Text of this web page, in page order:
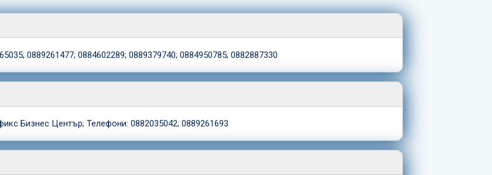
0889261477; 0884602289; 0889379740; 0884950785; 0882887330
Бизнес Център; Телефони: 0882035042; 0889261693